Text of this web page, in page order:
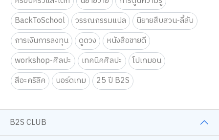
BackToSchool
วรรณกรรมแปล
นิยายสืบสวน-ลี้ลับ
การเงินการลงทุน
ดูดวง
หนังสือขายดี
workshop-ศิลปะ
เทคนิคศิลปะ
โปเกมอน
สีอะคริลิค
บอร์ดเกม 25 ปี B2S
B2S CLUB